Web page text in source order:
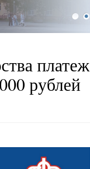
1 2
платеж
рублей